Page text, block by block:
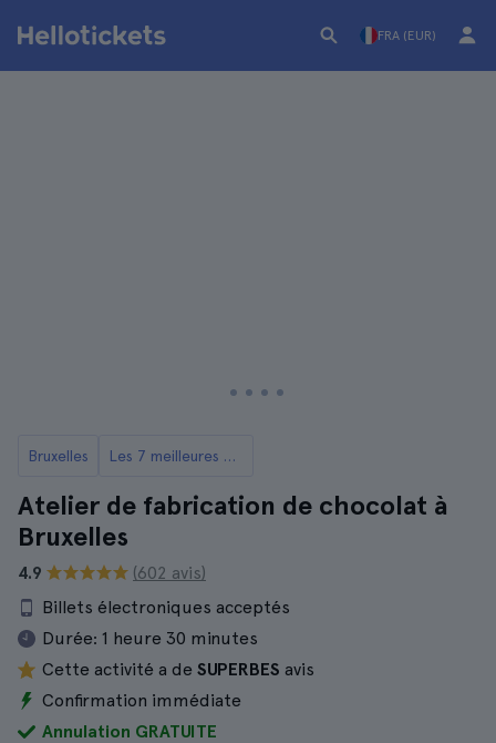
FRA (EUR)
Bruxelles Les 7 meilleures dégustations de chocolat à faire à Bruxelles
Atelier de fabrication de chocolat à
Bruxelles
4.9
(602 avis)
Billets électroniques acceptés
Durée: 1 heure 30 minutes
Cette activité a de SUPERBES avis
Confirmation immédiate
Annulation GRATUITE